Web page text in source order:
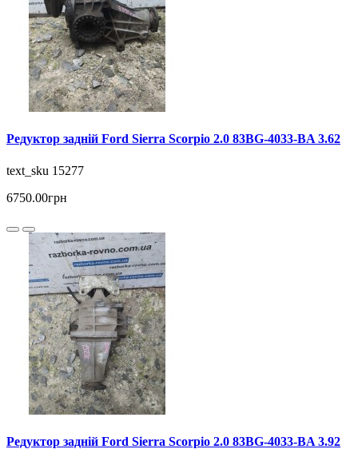
Редуктор задній Ford Sierra Scorpio 2.0 83BG-4033-BA 3.62
text_sku 15277
6750.00грн
Редуктор задній Ford Sierra Scorpio 2.0 83BG-4033-BA 3.92